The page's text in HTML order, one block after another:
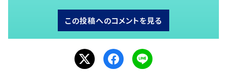
この投稿へのコメントを見る